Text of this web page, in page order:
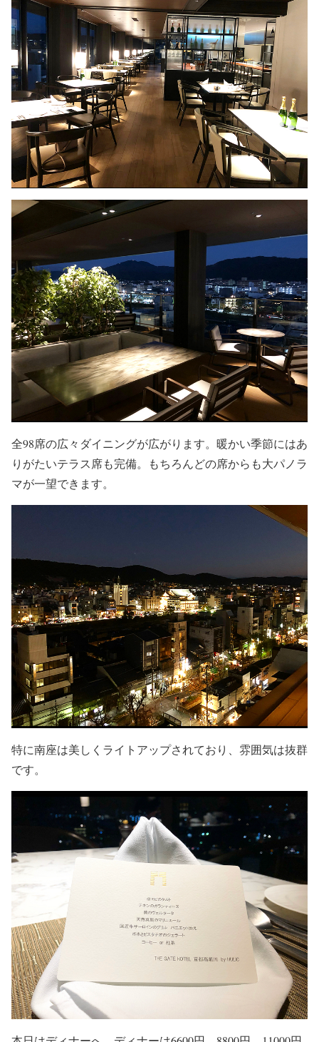
全98席の広々ダイニングが広がります。暖かい季節にはあ
りがたいテラス席も完備。もちろんどの席からも大パノラ
マが一望できます。
特に南座は美しくライトアップされており、雰囲気は抜群
です。